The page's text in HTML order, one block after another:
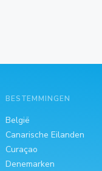
BESTEMMINGEN
België
Canarische Eilanden
Curaçao
Denemarken